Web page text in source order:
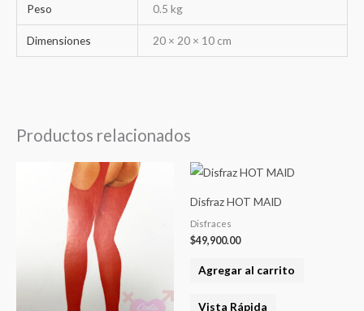
Peso 0.5 kg
Dimensiones 20 × 20 × 10 cm
Productos relacionados
Disfraz HOT MAID
Disfraces
$49,900.00
Agregar al carrito
Vista Rápida